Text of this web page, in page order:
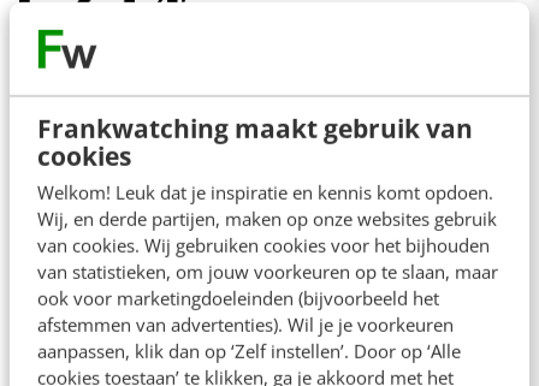
Frankwatching maakt gebruik van
cookies
Welkom! Leuk dat je inspiratie en kennis komt opdoen.
Wij, en derde partijen, maken op onze websites gebruik
van cookies. Wij gebruiken cookies voor het bijhouden
van statistieken, om jouw voorkeuren op te slaan, maar
ook voor marketingdoeleinden (bijvoorbeeld het
afstemmen van advertenties). Wil je je voorkeuren
aanpassen, klik dan op ‘Zelf instellen’. Door op ‘Alle
cookies toestaan’ te klikken, ga je akkoord met het
Bekijk meer
Contact Redactie
redactie@frankwatching.com
+31 30 200 1045